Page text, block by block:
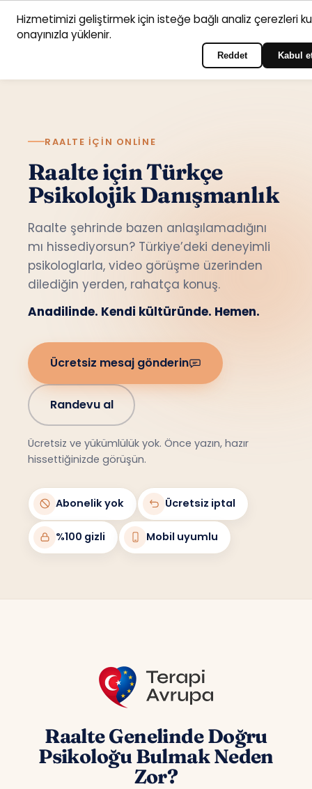
AnasayfaHizmet Psikologlarİletişim
RAALTE IÇIN ONLINE
Raalte için Türkçe
Psikolojik Danışmanlık
Raalte şehrinde bazen anlaşılamadığını
mı hissediyorsun? Türkiye’deki deneyimli
psikologlarla, video görüşme üzerinden
dilediğin yerden, rahatça konuş.
Anadilinde. Kendi kültüründe. Hemen.
Ücretsiz mesaj gönderin
Randevu al
Ücretsiz ve yükümlülük yok. Önce yazın, hazır
hissettiğinizde görüşün.
Abonelik yok Ücretsiz iptal
%100 gizli Mobil uyumlu
Raalte Genelinde Doğru
Psikoloğu Bulmak Neden
Zor?
Hizmetimizi geliştirmek için isteğe bağlı analiz çerezleri
onayınızla yüklenir.
Reddet Kabul